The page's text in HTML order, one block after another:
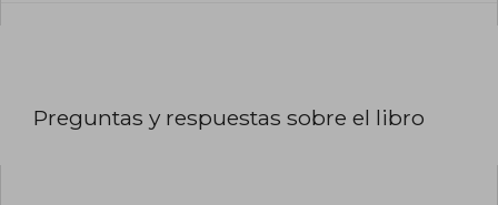
Preguntas y respuestas sobre el libro